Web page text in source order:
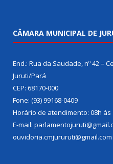
CÂMARA MUNICIPAL DE
End.: Rua da Saudade, nº 42 –
Juruti/Pará
CEP: 68170-000
Fone: (93) 99168-0409
Horário de atendimento: 08h às
E-mail:
ouvidoria.cmjururuti@gmail.com